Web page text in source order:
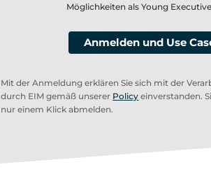
Möglichkeiten als Young
Anmelden und Use
Mit der Anmeldung erklären Sie sich mit der
durch EIM gemäß unserer Policy einverstanden.
nur einem Klick abmelden.